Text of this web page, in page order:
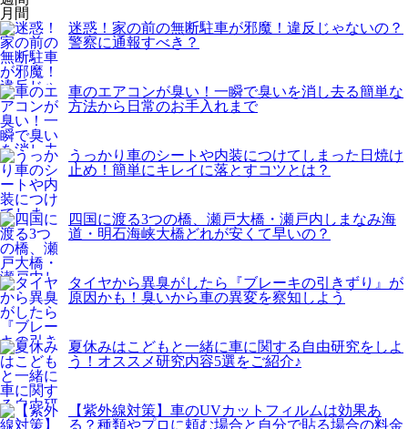
月間
迷惑！家の前の無断駐車が邪魔！違反じゃないの？
警察に通報すべき？
車のエアコンが臭い！一瞬で臭いを消し去る簡単な
方法から日常のお手入れまで
うっかり車のシートや内装につけてしまった日焼け
止め！簡単にキレイに落とすコツとは？
四国に渡る3つの橋、瀬戸大橋・瀬戸内しまなみ海
道・明石海峡大橋どれが安くて早いの？
タイヤから異臭がしたら『ブレーキの引きずり』が
原因かも！臭いから車の異変を察知しよう
夏休みはこどもと一緒に車に関する自由研究をしよ
う！オススメ研究内容5選をご紹介♪
【紫外線対策】車のUVカットフィルムは効果あ
る？種類やプロに頼む場合と自分で貼る場合の料金